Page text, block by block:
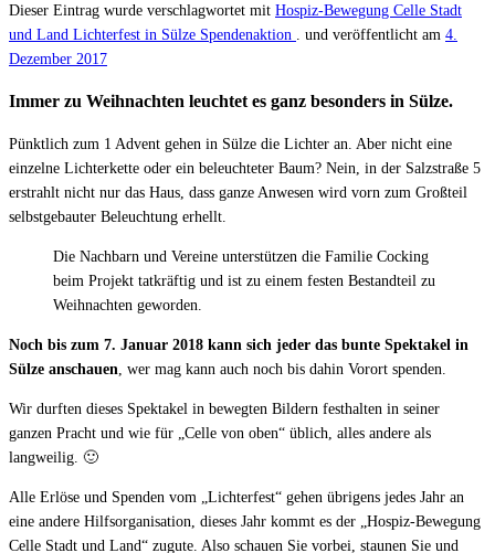
Dieser Eintrag wurde verschlagwortet mit Hospiz-Bewegung Celle Stadt
und Land Lichterfest in Sülze Spendenaktion . und veröffentlicht am 4.
Dezember 2017
Immer zu Weihnachten leuchtet es ganz besonders in Sülze.
Pünktlich zum 1 Advent gehen in Sülze die Lichter an. Aber nicht eine
einzelne Lichterkette oder ein beleuchteter Baum? Nein, in der Salzstraße 5
erstrahlt nicht nur das Haus, dass ganze Anwesen wird vorn zum Großteil
selbstgebauter Beleuchtung erhellt.
Die Nachbarn und Vereine unterstützen die Familie Cocking
beim Projekt tatkräftig und ist zu einem festen Bestandteil zu
Weihnachten geworden.
Noch bis zum 7. Januar 2018 kann sich jeder das bunte Spektakel in
Sülze anschauen , wer mag kann auch noch bis dahin Vorort spenden.
Wir durften dieses Spektakel in bewegten Bildern festhalten in seiner
ganzen Pracht und wie für „Celle von oben“ üblich, alles andere als
langweilig. 🙂
Alle Erlöse und Spenden vom „Lichterfest“ gehen übrigens jedes Jahr an
eine andere Hilfsorganisation, dieses Jahr kommt es der „Hospiz-Bewegung
Celle Stadt und Land“ zugute. Also schauen Sie vorbei, staunen Sie und